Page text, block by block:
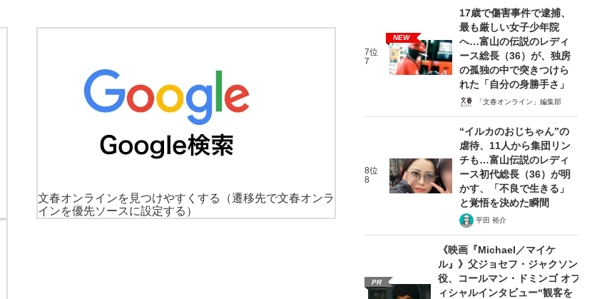
文春オンラインを見つけやすくする
（遷移先で文春オンラ
インを優先ソースに設定する）
7位
7
NEW
17歳で傷害事件で逮捕、
最も厳しい女子少年院
へ…富山の伝説のレディ
ース総長（36）が、独房
の孤独の中で突きつけら
れた「自分の身勝手さ」
「文春オンライン」編集部
8位
8
“イルカのおじちゃん”の
虐待、11人から集団リン
チも…富山伝説のレディ
ース初代総長（36）が明
かす、「不良で生きる」
と覚悟を決めた瞬間
平田 裕介
PR
《映画『Michael／マイケ
ル』》父ジョセフ・ジャクソン
役、コールマン・ドミンゴ オフ
ィシャルインタビュー“観客を